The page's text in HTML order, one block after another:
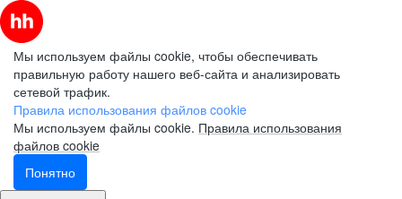
Мы используем файлы cookie, чтобы обеспечивать
правильную работу нашего веб-сайта и анализировать
сетевой трафик.
Правила использования файлов cookie
Мы используем файлы cookie. Правила использования
файлов cookie
Понятно